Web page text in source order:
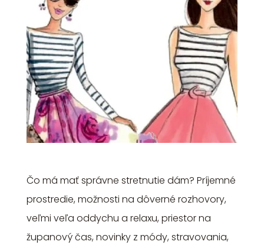
Čo má mať správne stretnutie dám? Príjemné
prostredie, možnosti na dôverné rozhovory,
veľmi veľa oddychu a relaxu, priestor na
županový čas, novinky z módy, stravovania,